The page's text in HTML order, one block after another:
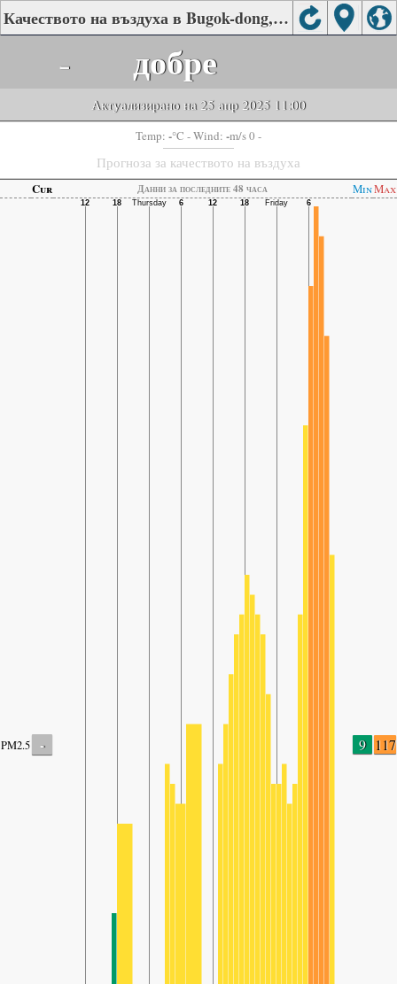
Качеството на въздуха в Bugok-dong, Geumjeong-gu, Busan
- добре
Актуализирано на 25 апр 2025 11:00
Temp: -°C - Wind: -m/s 0 -
Прогноза за качеството на въздуха
Cur Данни за последните 48 часа MinMax
PM2.5 - 9 117